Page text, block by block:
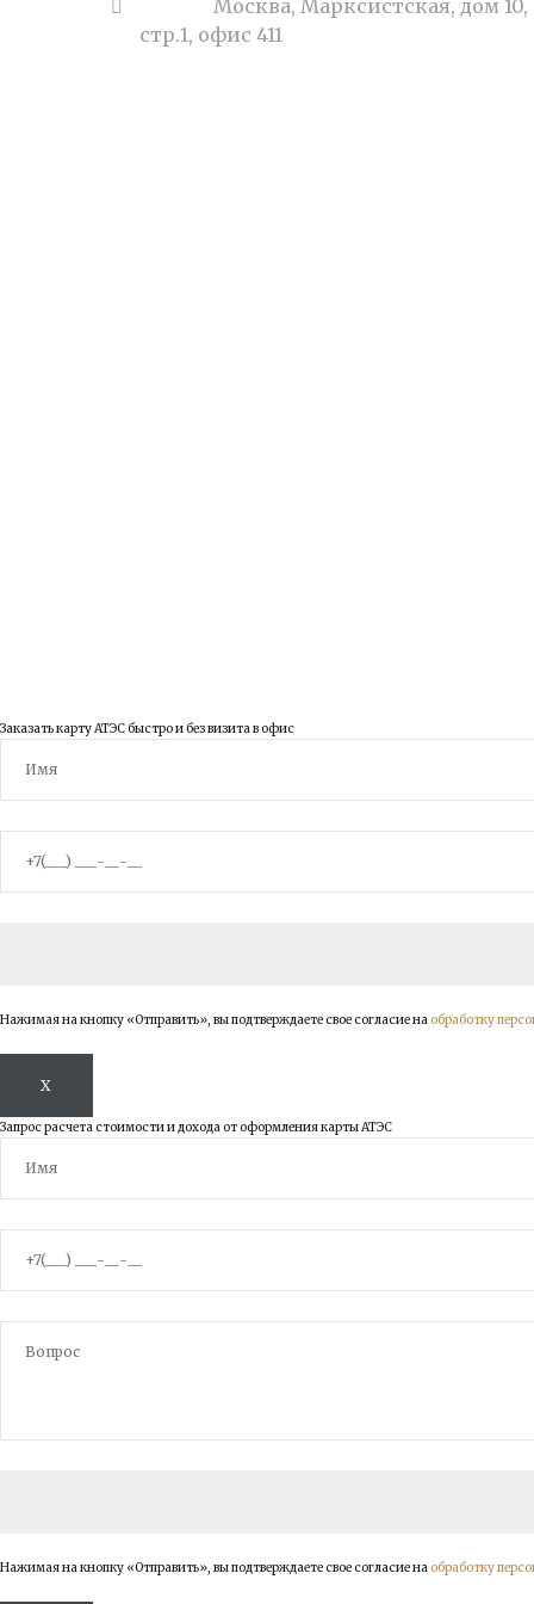
Москва, Марксистская, дом 10,
стр.1, офис 411
Заказать карту АТЭС быстро и без визита в офис
Нажимая на кнопку «Отправить», вы подтверждаете свое согласие на обработку
X
Запрос расчета стоимости и дохода от оформления карты АТЭС
Нажимая на кнопку «Отправить», вы подтверждаете свое согласие на обработку